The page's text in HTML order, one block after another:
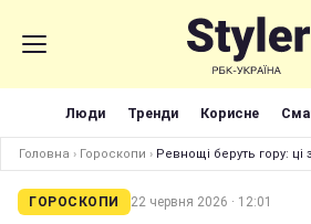
Люди Тренди Корисне
Головна › Гороскопи › Ревнощі беруть гору:
ГОРОСКОПИ 22 червня 2026 · 12:01